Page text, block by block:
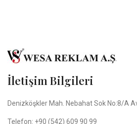
İletişim Bilgileri
Denizköşkler Mah. Nebahat Sok No:8/A
Telefon: +90 (542) 609 90 99